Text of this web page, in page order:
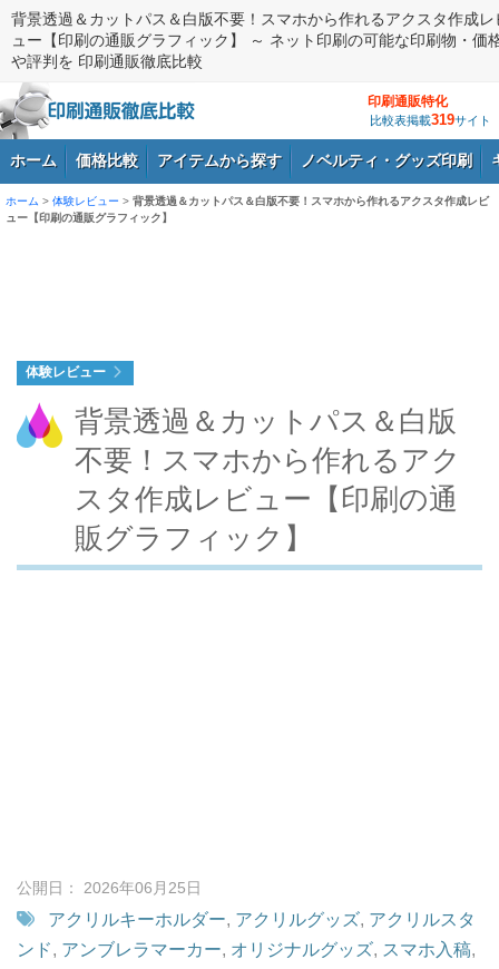
背景透過＆カットパス＆白版不要！スマホから作れるアクスタ作成レ
ュー【印刷の通販グラフィック】 ～ ネット印刷の可能な印刷物・価
や評判を 印刷通販徹底比較
印刷通販特化
比較表掲載319サイト
ホーム 価格比較 アイテムから探す ノベルティ・グッズ印刷
ホーム > 体験レビュー > 背景透過＆カットパス＆白版不要！スマホから作れるアクスタ作成レビ
ュー【印刷の通販グラフィック】
体験レビュー
背景透過＆カットパス＆白版
不要！スマホから作れるアク
スタ作成レビュー【印刷の通
販グラフィック】
公開日： 2026年06月25日
アクリルキーホルダー, アクリルグッズ, アクリルスタ
ンド, アンブレラマーカー, オリジナルグッズ, スマホ入稿,